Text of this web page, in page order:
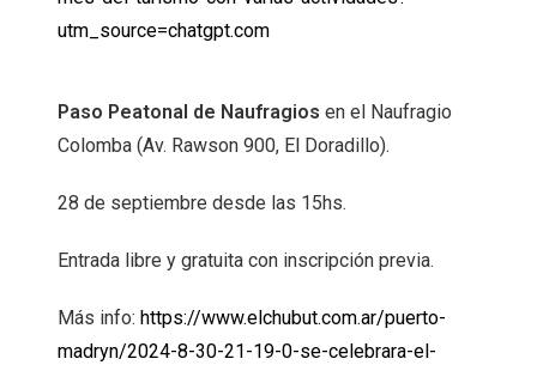
utm_source=chatgpt.com
Paso Peatonal de Naufragios en el Naufragio
Colomba (Av. Rawson 900, El Doradillo).
28 de septiembre desde las 15hs.
Entrada libre y gratuita con inscripción previa.
Más info: https://www.elchubut.com.ar/puerto-
madryn/2024-8-30-21-19-0-se-celebrara-el-